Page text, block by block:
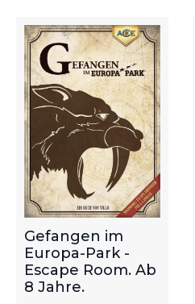
Gefangen im
Europa-Park -
Escape Room. Ab
8 Jahre.